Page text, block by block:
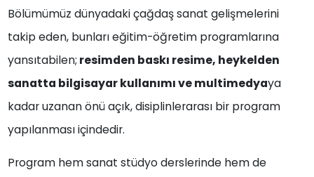
Bölümümüz dünyadaki çağdaş sanat gelişmelerini
takip eden, bunları eğitim-öğretim programlarına
yansıtabilen; resimden baskı resime, heykelden
sanatta bilgisayar kullanımı ve multimedyaya
kadar uzanan önü açık, disiplinlerarası bir program
yapılanması içindedir.
Program hem sanat stüdyo derslerinde hem de